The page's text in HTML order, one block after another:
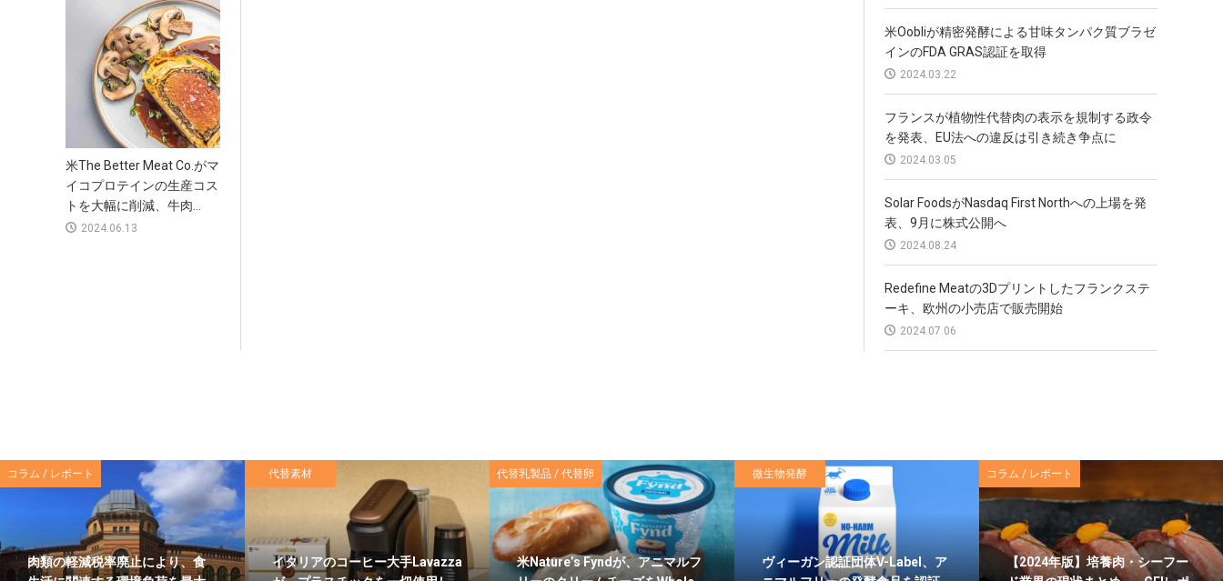
米The Better Meat Co.がマ
イコプロテインの生産コス
トを大幅に削減、牛肉...
2024.06.13
米Oobliが精密発酵による甘味タンパク質ブラゼ
インのFDA GRAS認証を取得
2024.03.22
フランスが植物性代替肉の表示を規制する政令
を発表、EU法への違反は引き続き争点に
2024.03.05
Solar FoodsがNasdaq First Northへの上場を発
表、9月に株式公開へ
2024.08.24
Redefine Meatの3Dプリントしたフランクステ
ーキ、欧州の小売店で販売開始
2024.07.06
コラム / レポート
肉類の軽減税率廃止により、食
代替素材
イタリアのコーヒー大手Lavazza
代替乳製品 / 代替卵
米Nature’s Fyndが、アニマルフ
微生物発酵
ヴィーガン認証団体V-Label、ア
コラム / レポート
【2024年版】培養肉・シーフー